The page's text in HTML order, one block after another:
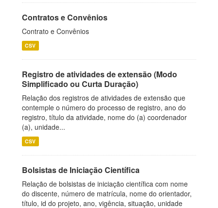
Contratos e Convênios
Contrato e Convênios
CSV
Registro de atividades de extensão (Modo
Simplificado ou Curta Duração)
Relação dos registros de atividades de extensão que
contemple o número do processo de registro, ano do
registro, título da atividade, nome do (a) coordenador
(a), unidade...
CSV
Bolsistas de Iniciação Científica
Relação de bolsistas de iniciação científica com nome
do discente, número de matrícula, nome do orientador,
título, id do projeto, ano, vigência, situação, unidade